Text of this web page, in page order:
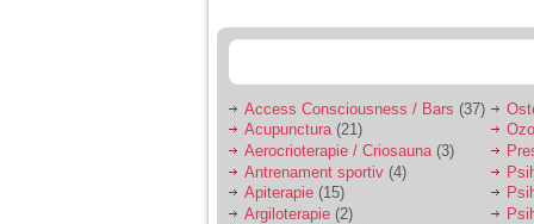
sa se manifeste o
Ma aflu aici pentru ca
vreau sa stiu daca am
nevoie de un psiholog
sau psihiatru.
Access Consciousness / Bars (37)
Acupunctura(21)
Aerocrioterapie / Criosauna (3)
Antrenament sportiv (4)
Apiterapie (15)
Argiloterapie (2)